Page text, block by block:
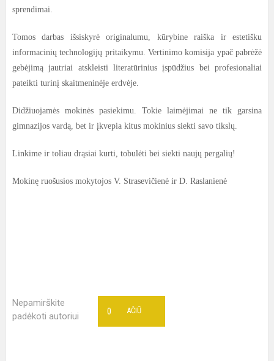
sprendimai.
Tomos darbas išsiskyrė originalumu, kūrybine raiška ir estetišku
informacinių technologijų pritaikymu. Vertinimo komisija ypač pabrėžė
gebėjimą jautriai atskleisti literatūrinius įspūdžius bei profesionaliai
pateikti turinį skaitmeninėje erdvėje.
Didžiuojamės mokinės pasiekimu. Tokie laimėjimai ne tik garsina
gimnazijos vardą, bet ir įkvepia kitus mokinius siekti savo tikslų.
Linkime ir toliau drąsiai kurti, tobulėti bei siekti naujų pergalių!
Mokinę ruošusios mokytojos V. Strasevičienė ir D. Raslanienė
Nepamirškite
padėkoti autoriui
AČIŪ
0